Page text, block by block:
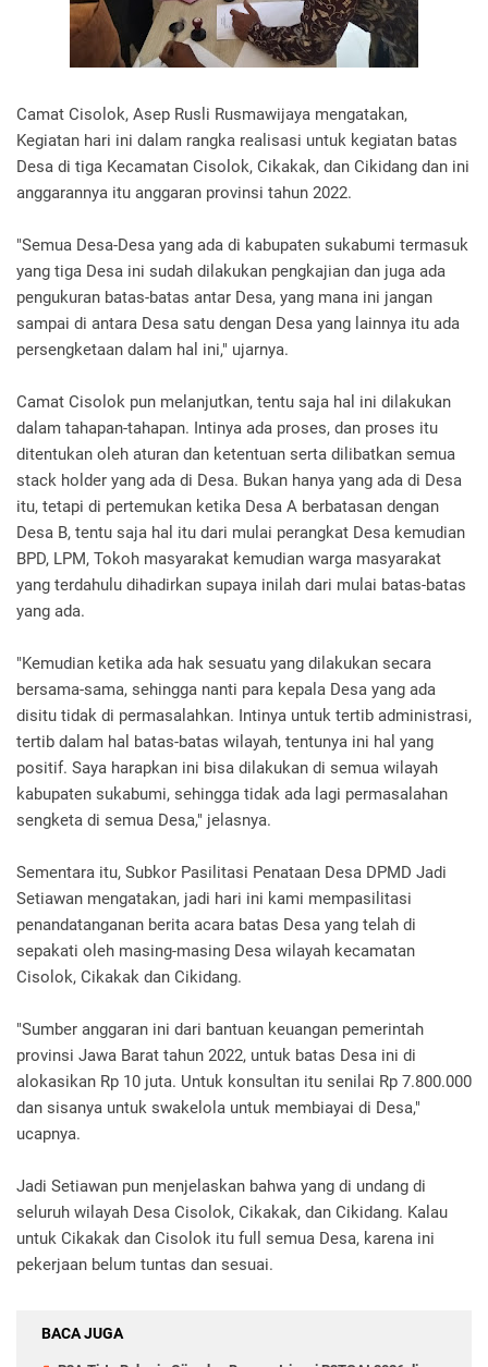
Camat Cisolok, Asep Rusli Rusmawijaya mengatakan,
Kegiatan hari ini dalam rangka realisasi untuk kegiatan batas
Desa di tiga Kecamatan Cisolok, Cikakak, dan Cikidang dan ini
anggarannya itu anggaran provinsi tahun 2022.
"Semua Desa-Desa yang ada di kabupaten sukabumi termasuk
yang tiga Desa ini sudah dilakukan pengkajian dan juga ada
pengukuran batas-batas antar Desa, yang mana ini jangan
sampai di antara Desa satu dengan Desa yang lainnya itu ada
persengketaan dalam hal ini," ujarnya.
Camat Cisolok pun melanjutkan, tentu saja hal ini dilakukan
dalam tahapan-tahapan. Intinya ada proses, dan proses itu
ditentukan oleh aturan dan ketentuan serta dilibatkan semua
stack holder yang ada di Desa. Bukan hanya yang ada di Desa
itu, tetapi di pertemukan ketika Desa A berbatasan dengan
Desa B, tentu saja hal itu dari mulai perangkat Desa kemudian
BPD, LPM, Tokoh masyarakat kemudian warga masyarakat
yang terdahulu dihadirkan supaya inilah dari mulai batas-batas
yang ada.
"Kemudian ketika ada hak sesuatu yang dilakukan secara
bersama-sama, sehingga nanti para kepala Desa yang ada
disitu tidak di permasalahkan. Intinya untuk tertib administrasi,
tertib dalam hal batas-batas wilayah, tentunya ini hal yang
positif. Saya harapkan ini bisa dilakukan di semua wilayah
kabupaten sukabumi, sehingga tidak ada lagi permasalahan
sengketa di semua Desa," jelasnya.
Sementara itu, Subkor Pasilitasi Penataan Desa DPMD Jadi
Setiawan mengatakan, jadi hari ini kami mempasilitasi
penandatanganan berita acara batas Desa yang telah di
sepakati oleh masing-masing Desa wilayah kecamatan
Cisolok, Cikakak dan Cikidang.
"Sumber anggaran ini dari bantuan keuangan pemerintah
provinsi Jawa Barat tahun 2022, untuk batas Desa ini di
alokasikan Rp 10 juta. Untuk konsultan itu senilai Rp 7.800.000
dan sisanya untuk swakelola untuk membiayai di Desa,"
ucapnya.
Jadi Setiawan pun menjelaskan bahwa yang di undang di
seluruh wilayah Desa Cisolok, Cikakak, dan Cikidang. Kalau
untuk Cikakak dan Cisolok itu full semua Desa, karena ini
pekerjaan belum tuntas dan sesuai.
BACA JUGA